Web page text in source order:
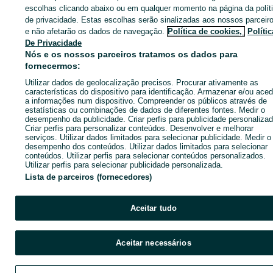
Entra na tua conta OLX ou cria uma nova para contactares
anunciante
Entrar ou criar conta
Enviar mensagem
escolhas clicando abaixo ou em qualquer momento na página da
de privacidade. Estas escolhas serão sinalizadas aos nossos
e não afetarão os dados de navegação. Política de cookies,
De Privacidade
Nós e os nossos parceiros tratamos os dados para
fornecermos:
Utilizar dados de geolocalização precisos. Procurar ativamente as
características do dispositivo para identificação. Armazenar e/ou
a informações num dispositivo. Compreender os públicos através de
estatísticas ou combinações de dados de diferentes fontes. Medir o
desempenho da publicidade. Criar perfis para publicidade
Criar perfis para personalizar conteúdos. Desenvolver e melhorar
serviços. Utilizar dados limitados para selecionar publicidade. Medir o
desempenho dos conteúdos. Utilizar dados limitados para selecionar
conteúdos. Utilizar perfis para selecionar conteúdos personalizados.
Utilizar perfis para selecionar publicidade personalizada.
Lista de parceiros (fornecedores)
Aceitar tudo
Aceitar necessários